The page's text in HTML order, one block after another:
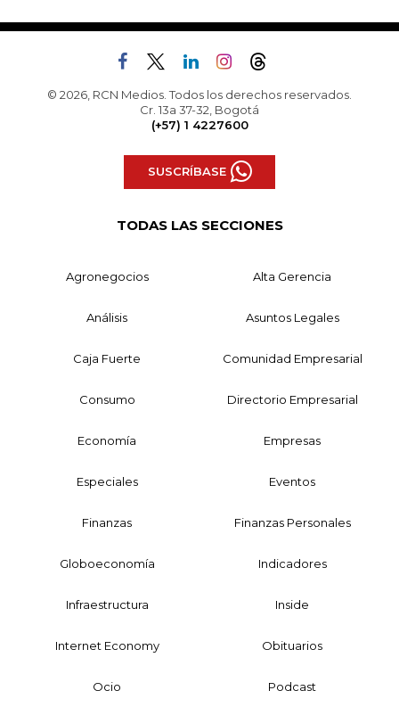
© 2026, RCN Medios. Todos los derechos reservados.
Cr. 13a 37-32, Bogotá
(+57) 1 4227600
SUSCRÍBASE
TODAS LAS SECCIONES
Agronegocios Alta Gerencia
Análisis Asuntos Legales
Caja Fuerte Comunidad Empresarial
Consumo Directorio Empresarial
Economía Empresas
Especiales Eventos
Finanzas Finanzas Personales
Globoeconomía Indicadores
Infraestructura Inside
Internet Economy Obituarios
Ocio Podcast